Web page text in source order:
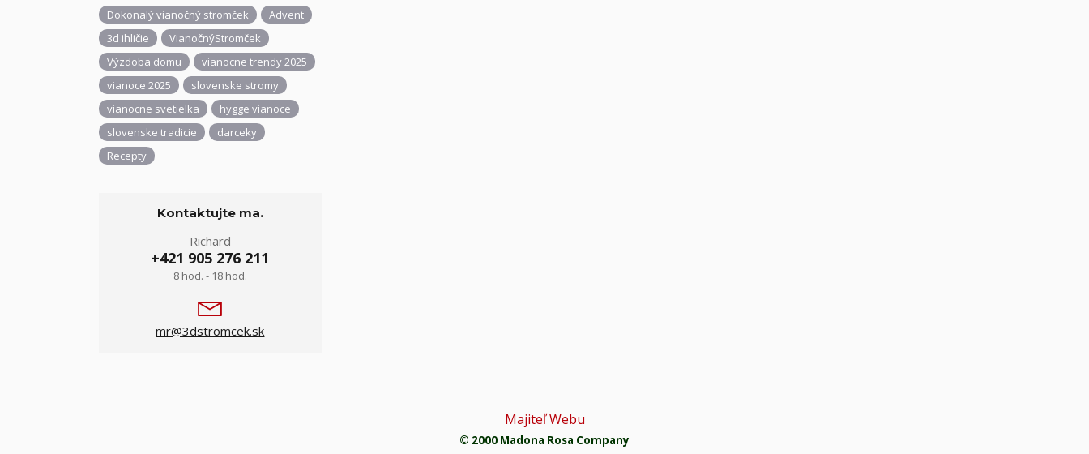
Dokonalý vianočný stromček
Advent
3d ihličie
VianočnýStromček
Výzdoba domu
vianocne trendy 2025
vianoce 2025
slovenske stromy
vianocne svetielka
hygge vianoce
slovenske tradicie
darceky
Recepty
Kontaktujte ma.
Richard
+421 905 276 211
8 hod. - 18 hod.
mr@3dstromcek.sk
Majiteľ Webu
© 2000 Madona Rosa Company